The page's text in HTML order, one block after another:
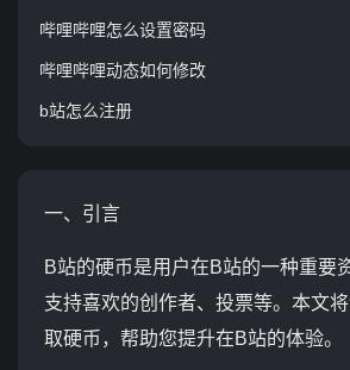
哔哩哔哩怎么设置密码
哔哩哔哩动态如何修改
b站怎么注册
一、引言
B站的硬币是用户在B站的一种重要
支持喜欢的创作者、投票等。本文
取硬币，帮助您提升在B站的体验。